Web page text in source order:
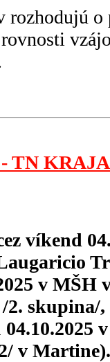
rozhodujú o
TN
víkend
v MŠH
2.
v Martine).